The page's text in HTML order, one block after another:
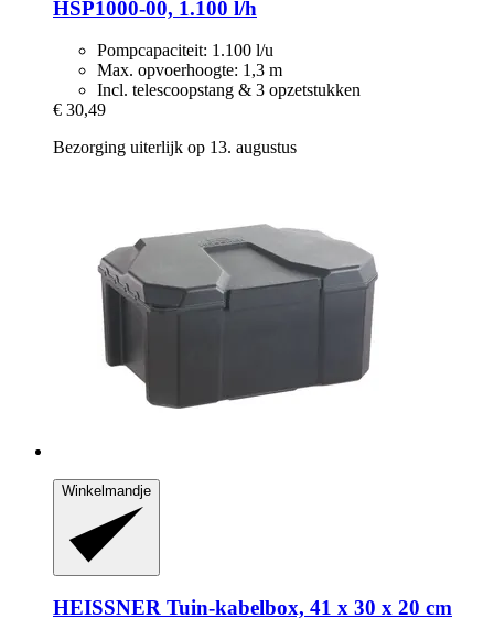
HSP1000-​00, 1.100 l/h
Pompcapaciteit: 1.100 l/u
Max. opvoerhoogte: 1,3 m
Incl. telescoopstang & 3 opzetstukken
€ 30,49
Bezorging uiterlijk op 13. augustus
Winkelmandje
HEISSNER Tuin-​kabelbox, 41 x 30 x 20 cm